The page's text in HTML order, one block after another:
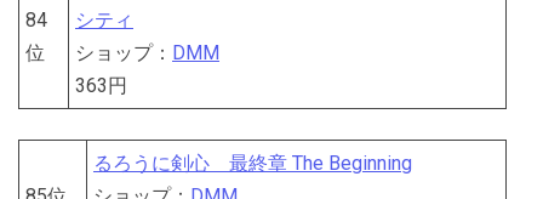
84
位
シティ
ショップ： DMM
363円
るろうに剣心 最終章 The Beginning